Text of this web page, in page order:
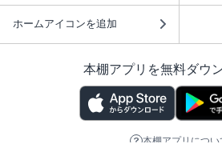
ホームアイコンを追加
本棚アプリを無料ダウ
本棚アプリについ